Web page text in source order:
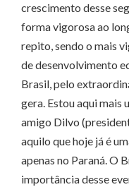
crescimento desse
forma vigorosa ao
repito, sendo o mais
de desenvolvimento
Brasil, pelo
gera. Estou aqui mais
amigo Dilvo
aquilo que hoje já é
apenas no Paraná. O
importância desse